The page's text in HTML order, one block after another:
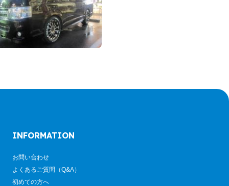
INFORMATION
お問い合わせ
よくあるご質問（Q&A）
初めての方へ